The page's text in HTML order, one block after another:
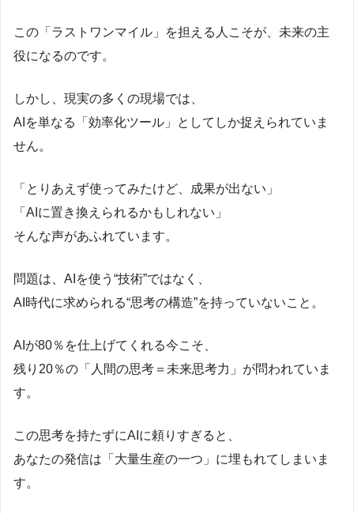
この「ラストワンマイル」を担える人こそが、未来の主
役になるのです。
しかし、現実の多くの現場では、
AIを単なる「効率化ツール」としてしか捉えられていま
せん。
「とりあえず使ってみたけど、成果が出ない」
「AIに置き換えられるかもしれない」
そんな声があふれています。
問題は、AIを使う“技術”ではなく、
AI時代に求められる“思考の構造”を持っていないこと。
AIが80％を仕上げてくれる今こそ、
残り20％の「人間の思考＝未来思考力」が問われていま
す。
この思考を持たずにAIに頼りすぎると、
あなたの発信は「大量生産の一つ」に埋もれてしまいま
す。